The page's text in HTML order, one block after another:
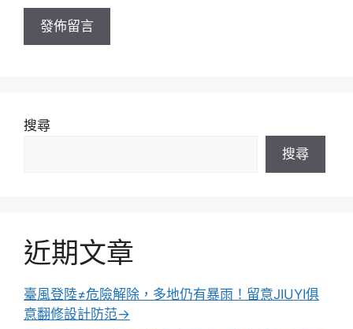
址
搜尋
搜尋
近期文章
臺風登陸≠危險解除，多地仍有暴雨！留意JIUYI俱
意翻修設計防范→